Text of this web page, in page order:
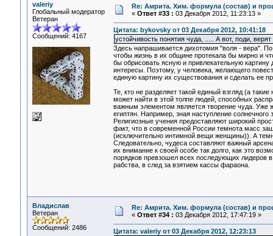
valeriy
Глобальный модератор
Ветеран
Сообщений: 4167
Re: Амрита. Хим. формула (состав) и
« Ответ #33 : 03 Декабря 2012, 11:23:13 »
Цитата: bykovsky от 03 Декабря 2012, 10:41:18
устойчивость понятия чуда, ..... А вот, поди, верят
Здесь напрашивается дихотомия "воля - вера".
чтобы жизнь в их общине протекала бы мирно и
бы обрисовать ясную и привлекательную
интересы. Поэтому, у человека, желающего
единую картину их существования и сделать ее
Те, кто не разделяет такой единый взгляд (а
может найти в этой толпе людей, способных
важным элементом является творение чуда. Уже
египтян. Например, зная наступление солнечного
Религиозные учения предоставляют широкий
факт, что в современной России темнота масс
(исключительно интимной вещи женщины)). А
Следовательно, чудеса составляют важный
их внимание к своей особе так долго, как это
порядков превзошел всех последующих лидеров в
рабства, в след за взятием кассы фараона.
Владислав
Ветеран
Сообщений: 2486
Re: Амрита. Хим. формула (состав) и
« Ответ #34 : 03 Декабря 2012, 17:47:19 »
Цитата: valeriy от 03 Декабря 2012, 12:23:13